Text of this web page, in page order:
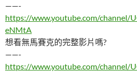
——-
https://www.youtube.com/channel/
eNMtA
想看無馬賽克的完整影片嗎?
——-
https://www.youtube.com/channel/